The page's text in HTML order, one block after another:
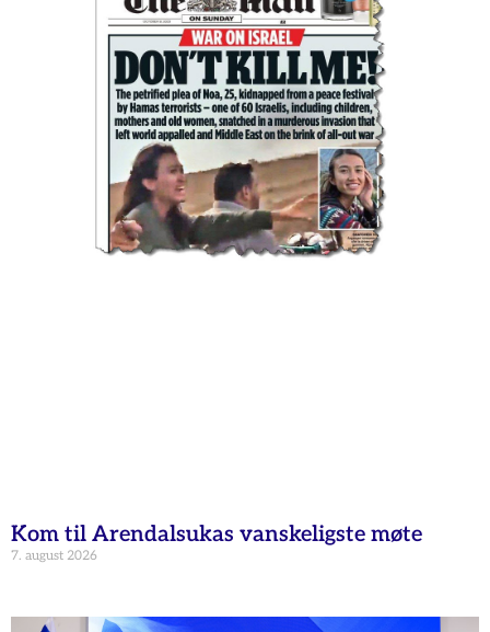
Kom til Arendalsukas vanskeligste møte
7. august 2026